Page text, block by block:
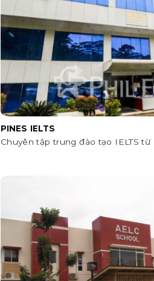
PINES IELTS
Chuyên tập trung đào tạo IELTS